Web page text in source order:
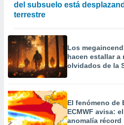
del subsuelo está
terrestre
Los
hacen estallar a
olvidados de la
El fenómeno de
ECMWF avisa:
anomalía récord